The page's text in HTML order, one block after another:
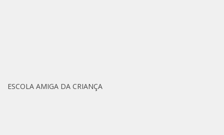
ESCOLA AMIGA DA CRIANÇA